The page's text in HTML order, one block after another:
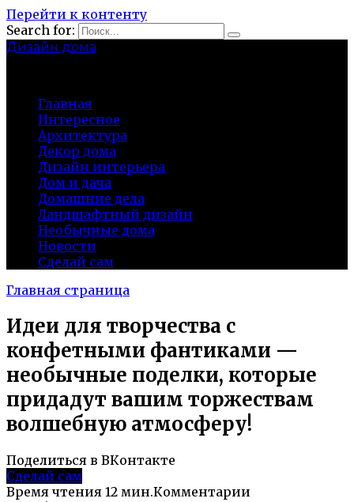
Перейти к контенту
Search for:
Дизайн дома
Главная
Интересное
Архитектура
Декор дома
Дизайн интерьера
Дом и дача
Домашние дела
Ландшафтный дизайн
Необычные дома
Новости
Сделай сам
Главная страница
Идеи для творчества с
конфетными фантиками —
необычные поделки, которые
придадут вашим торжествам
волшебную атмосферу!
Поделиться в ВКонтакте
Сделай сам
Время чтения 12 мин.Комментарии